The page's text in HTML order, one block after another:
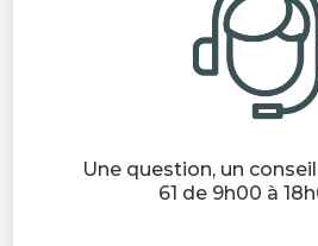
Une question, un
61 de 9h00 à